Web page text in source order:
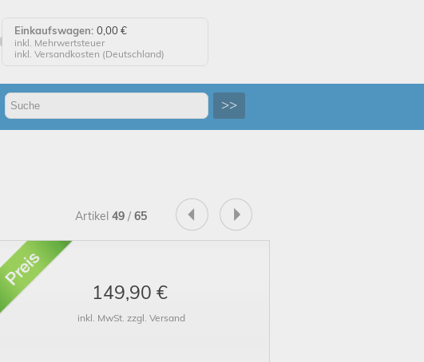
Einkaufswagen: 0,00 €
inkl. Mehrwertsteuer
inkl. Versandkosten (Deutschland)
Einkaufswagen anzeigen
Zur Kasse
Klicken Sie auf "Kaufen", um Ihre
Auf Wiedersehen!
>>
Artikel 49 / 65
149,90 €
inkl. MwSt. zzgl. Versand